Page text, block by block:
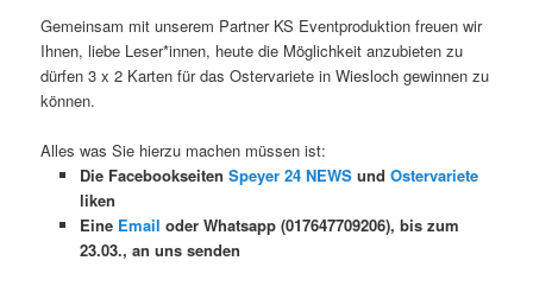
Gemeinsam mit unserem Partner KS Eventproduktion freuen wir
Ihnen, liebe Leser*innen, heute die Möglichkeit anzubieten zu
dürfen 3 x 2 Karten für das Ostervariete in Wiesloch gewinnen zu
können.
Alles was Sie hierzu machen müssen ist:
Die Facebookseiten Speyer 24 NEWSund Ostervariete
liken
Eine Email oder Whatsapp (017647709206), bis zum
23.03., an uns senden